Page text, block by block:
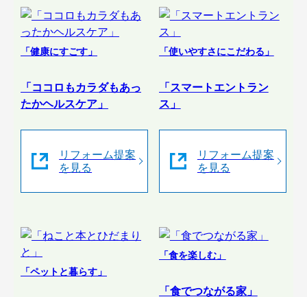
「健康にすごす」
「ココロもカラダもあっ
たかヘルスケア」
リフォーム提案
を見る
「使いやすさにこだわる」
「スマートエントラン
ス」
リフォーム提案
を見る
「ペットと暮らす」
「食を楽しむ」
「食でつながる家」